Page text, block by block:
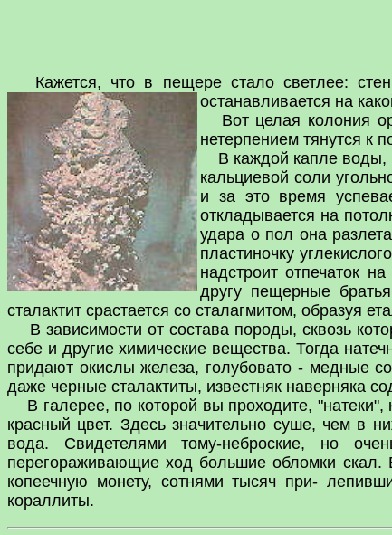
Кажется, что в пещере стало светлее:
останавливается на
Вот целая колония
нетерпением тянутся к
В каждой капле воды,
кальциевой соли
и за это время
откладывается на
удара о пол она
пластиночку углекислого
надстроит отпечаток
другу пещерные
сталактит срастается со сталагмитом, образуя
В зависимости от состава породы, сквозь
себе и другие химические вещества. Тогда
придают окислы железа, голубовато - медные
даже черные сталактиты, известняк наверняка
В галерее, по которой вы проходите, "натеки",
красный цвет. Здесь значительно суше, чем в
вода. Свидетелями тому-неброские, но
перегораживающие ход большие обломки скал.
копеечную монету, сотнями тысяч при-
кораллиты.